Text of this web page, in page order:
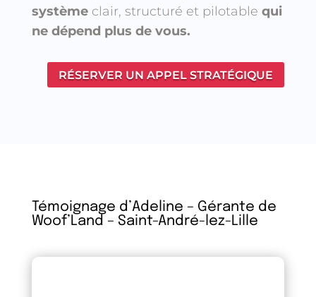
système clair, structuré et pilotable qui
ne dépend plus de vous.
RÉSERVER UN APPEL STRATÉGIQUE
Témoignage d’Adeline – Gérante de
Woof’Land – Saint-André-lez-Lille